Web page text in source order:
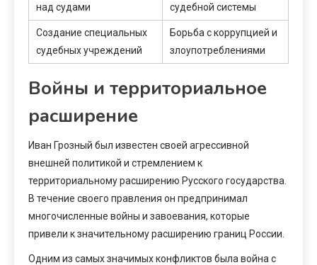
над судами
судебной системы
Создание специальных
судебных учреждений
Борьба с коррупцией и
злоупотреблениями
Войны и территориальное
расширение
Иван Грозный был известен своей агрессивной
внешней политикой и стремлением к
территориальному расширению Русского государства.
В течение своего правления он предпринимал
многочисленные войны и завоевания, которые
привели к значительному расширению границ России.
Одним из самых значимых конфликтов была война с